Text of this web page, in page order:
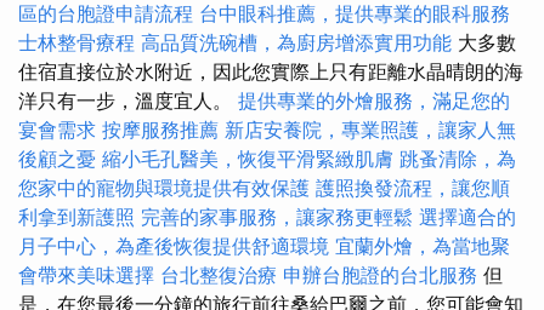
區的台胞證申請流程 台中眼科推薦，提供專業的眼科服務
士林整骨療程 高品質洗碗槽，為廚房增添實用功能 大多數
住宿直接位於水附近，因此您實際上只有距離水晶晴朗的海
洋只有一步，溫度宜人。 提供專業的外燴服務，滿足您的
宴會需求 按摩服務推薦 新店安養院，專業照護，讓家人無
後顧之憂 縮小毛孔醫美，恢復平滑緊緻肌膚 跳蚤清除，為
您家中的寵物與環境提供有效保護 護照換發流程，讓您順
利拿到新護照 完善的家事服務，讓家務更輕鬆 選擇適合的
月子中心，為產後恢復提供舒適環境 宜蘭外燴，為當地聚
會帶來美味選擇 台北整復治療 申辦台胞證的台北服務 但
是，在您最後一分鐘的旅行前往桑給巴爾之前，您可能會知